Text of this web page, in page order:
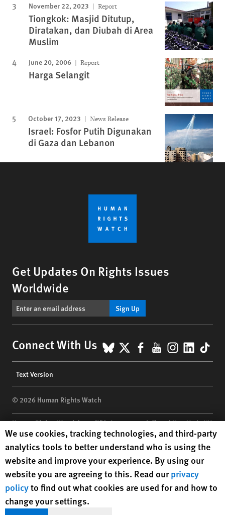
November 22, 2023 Report
Tiongkok: Masjid Ditutup,
Diratakan, dan Diubah di Area
Muslim
June 20, 2006 Report
Harga Selangit
October 17, 2023 News Release
Israel: Fosfor Putih Digunakan
di Gaza dan Lebanon
Get Updates On Rights Issues
Worldwide
Sign Up
Connect With Us BlueSky
X Facebook
YouTube
menu
Text Version
© 2026 Human Rights Watch
Human Rights Watch| 350 Fifth Avenue, 34th Floor | New York,NY
10118-3299USA|t 1.212.290.4700
Human Rights Watchis a 501(C)(3) nonprofit registered in the US
under EIN: 13-2875808
Human Rights Watch cookie preferences
We use cookies, tracking technologies, and third-party
analytics tools to better understand who is using the
website and improve your experience. By using our
website you are agreeing to this. Read ourprivacy
policyto find out what cookies are used for and how to
change your settings.